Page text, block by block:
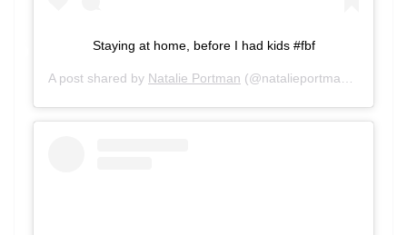
Staying at home, before I had kids #fbf
A post shared by Natalie Portman (@natalieportman) on